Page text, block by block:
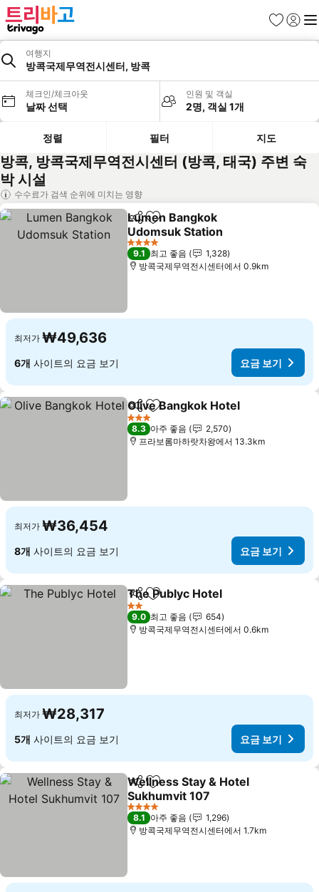
즐겨찾기
로그인
메
여행지
방콕국제무역전시센터, 방콕
체크인/체크아웃
날짜 선택
인원 및 객실
2명, 객실 1개
정렬 필터 지도
방콕, 방콕국제무역전시센터 (방콕, 태국) 주변 숙
박 시설
수수료가 검색 순위에 미치는 영향
공유 즐겨찾기에 추가
Lumen Bangkok
Udomsuk Station
4 성급
9.1 최고 좋음
1,328
방콕국제무역전시센터에서 0.9km
최저가 ₩49,636
6개 사이트의 요금 보기 요금 보기
공유 즐겨찾기에 추가
Olive Bangkok Hotel
3 성급
8.3 아주 좋음
2,570
프라보롬마하랏차왕에서 13.3km
최저가 ₩36,454
8개 사이트의 요금 보기 요금 보기
공유 즐겨찾기에 추가
The Publyc Hotel
2 성급
9.0 최고 좋음
654
방콕국제무역전시센터에서 0.6km
최저가 ₩28,317
5개 사이트의 요금 보기 요금 보기
공유 즐겨찾기에 추가
Wellness Stay & Hotel
Sukhumvit 107
4 성급
8.1 아주 좋음
1,296
방콕국제무역전시센터에서 1.7km